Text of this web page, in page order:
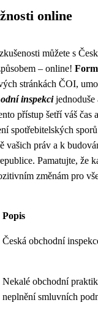
online
můžete s
– online!
stránkách ČOI,
inspekcijednoduše
přístup šetří váš čas
spotřebitelských
vašich práv a k
Pamatujte, že
změnám pro
Popis
Česká obchodní
Nekalé obchodní
neplnění smluvních